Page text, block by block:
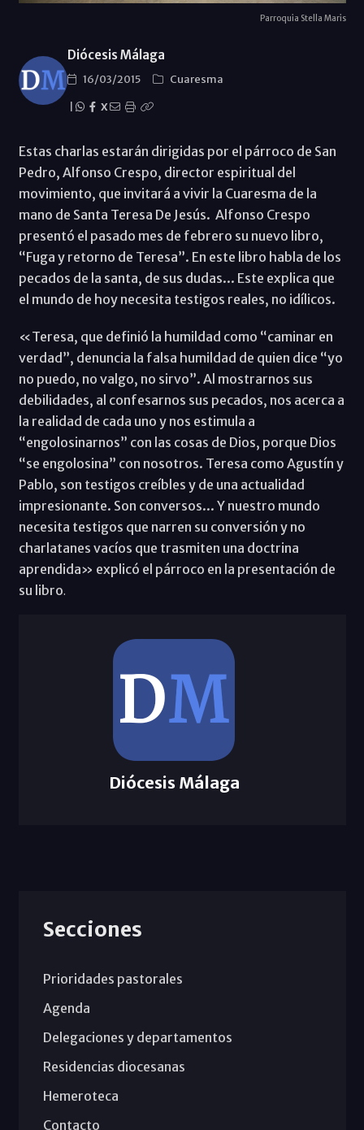
Parroquia Stella Maris
Diócesis Málaga
16/03/2015
Cuaresma
X
Estas charlas estarán dirigidas por el párroco de San
Pedro, Alfonso Crespo, director espiritual del
movimiento, que invitará a vivir la Cuaresma de la
mano de Santa Teresa De Jesús. Alfonso Crespo
presentó el pasado mes de febrero su nuevo libro,
“Fuga y retorno de Teresa”. En este libro habla de los
pecados de la santa, de sus dudas... Este explica que
el mundo de hoy necesita testigos reales, no idílicos.
«Teresa, que definió la humildad como “caminar en
verdad”, denuncia la falsa humildad de quien dice “yo
no puedo, no valgo, no sirvo”. Al mostrarnos sus
debilidades, al confesarnos sus pecados, nos acerca a
la realidad de cada uno y nos estimula a
“engolosinarnos” con las cosas de Dios, porque Dios
“se engolosina” con nosotros. Teresa como Agustín y
Pablo, son testigos creíbles y de una actualidad
impresionante. Son conversos... Y nuestro mundo
necesita testigos que narren su conversión y no
charlatanes vacíos que trasmiten una doctrina
aprendida» explicó el párroco en la presentación de
su libro.
Diócesis Málaga
Secciones
Prioridades pastorales
Agenda
Delegaciones y departamentos
Residencias diocesanas
Hemeroteca
Contacto